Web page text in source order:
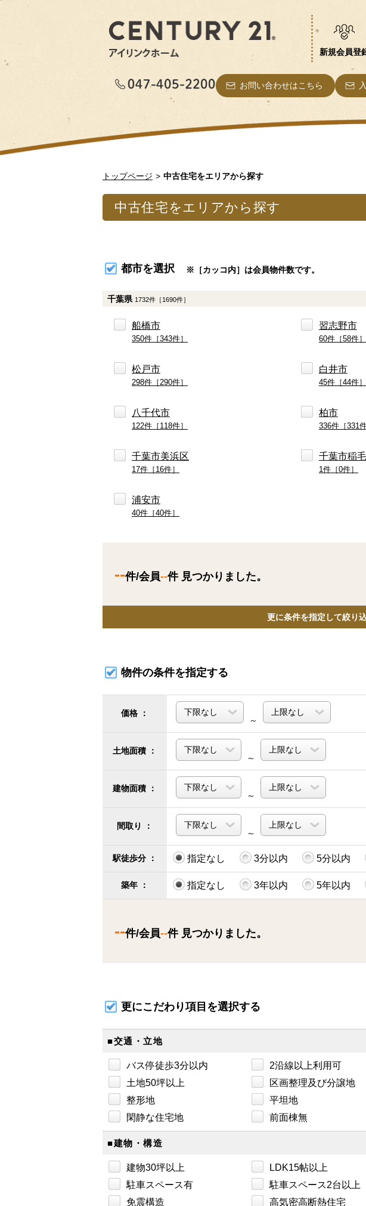
新規会員登
お問い合わせはこちら
トップページ 中古住宅をエリアから探す
中古住宅をエリアから探す
都市を選択 ※［カッコ内］は会員物件数です。
千葉県 1732件［1690件］
船橋市
350件［343件］
習志野市
60件［58件］
松戸市
298件［290件］
白井市
45件［44件］
八千代市
122件［118件］
柏市
336件［331件
千葉市美浜区
17件［16件］
千葉市稲
1件［0件］
浦安市
40件［40件］
--件/会員--件 見つかりました。
更に条件を指定して絞り
物件の条件を指定する
価格 ：
～
土地面積 ：
～
建物面積 ：
～
間取り ：
～
駅徒歩分 ： 指定なし 3分以内 5分以内
築年 ： 指定なし 3年以内 5年以内
--件/会員--件 見つかりました。
更にこだわり項目を選択する
■交通・立地
バス停徒歩3分以内 2沿線以上利用可
土地50坪以上
区画整理及び分譲地
整形地
平坦地
閑静な住宅地
前面棟無
■建物・構造
建物30坪以上 LDK15帖以上
駐車スペース有
駐車スペース2台以上
免震構造
高気密高断熱住宅